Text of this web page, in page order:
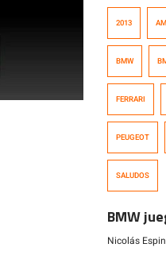
redes
2013
BMW
FERRARI
PEUGEOT
SALUDOS
BMW
Nicolás